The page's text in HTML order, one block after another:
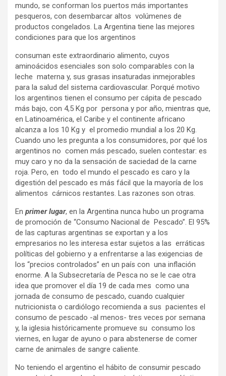
mundo, se conforman los puertos más importantes
pesqueros, con desembarcar altos volúmenes de
productos congelados. La Argentina tiene las mejores
condiciones para que los argentinos
consuman este extraordinario alimento, cuyos
aminoácidos esenciales son solo comparables con la
leche materna y, sus grasas insaturadas inmejorables
para la salud del sistema cardiovascular. Porqué motivo
los argentinos tienen el consumo per cápita de pescado
más bajo, con 4,5 Kg por persona y por año, mientras que,
en Latinoamérica, el Caribe y el continente africano
alcanza a los 10 Kg y el promedio mundial a los 20 Kg.
Cuando uno les pregunta a los consumidores, por qué los
argentinos no comen más pescado, suelen contestar: es
muy caro y no da la sensación de saciedad de la carne
roja. Pero, en todo el mundo el pescado es caro y la
digestión del pescado es más fácil que la mayoría de los
alimentos cárnicos restantes. Las razones son otras.
En primer lugar, en la Argentina nunca hubo un programa
de promoción de “Consumo Nacional de Pescado”. El 95%
de las capturas argentinas se exportan y a los
empresarios no les interesa estar sujetos a las erráticas
políticas del gobierno y a enfrentarse a las exigencias de
los “precios controlados” en un país con una inflación
enorme. A la Subsecretaría de Pesca no se le cae otra
idea que promover el día 19 de cada mes como una
jornada de consumo de pescado, cuando cualquier
nutricionista o cardiólogo recomienda a sus pacientes el
consumo de pescado -al menos- tres veces por semana
y, la iglesia históricamente promueve su consumo los
viernes, en lugar de ayuno o para abstenerse de comer
carne de animales de sangre caliente.
No teniendo el argentino el hábito de consumir pescado